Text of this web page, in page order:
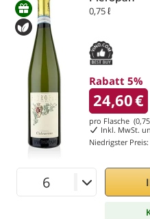
0,75 ℓ
Rabatt 5%
24,60€
pro Flasche (0,75
Inkl. MwSt.
Niedrigster Preis: